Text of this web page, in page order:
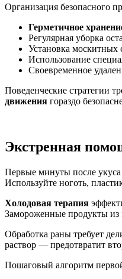
Организация безопасного
Герметичное
Регулярная уборка
Установка москитных
Использование
Своевременное
Поведенческие стратегии
движения гораздо
Экстренная
Первые минуты после укуса
Используйте ноготь,
Холодовая терапия
Замороженные продукты из
Обработка раны требует
раствор — предотвратит
Пошаговый алгоритм